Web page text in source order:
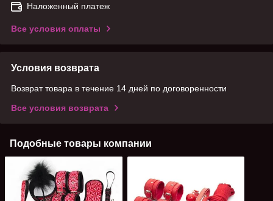
Наложенный платеж
Все условия оплаты
Условия возврата
Возврат товара в течение 14 дней по договоренности
Все условия возврата
Подобные товары компании